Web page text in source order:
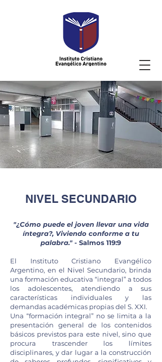
NIVEL SECUNDARIO
"¿Cómo puede el joven llevar una vida
íntegra?, Viviendo conforme a tu
palabra." - Salmos 119:9
El Instituto Cristiano Evangélico
Argentino, en el Nivel Secundario, brinda
una formación educativa “integral” a todos
los adolescentes, atendiendo a sus
características individuales y las
demandas académicas propias del S. XXI.
Una “formación integral” no se limita a la
presentación general de los contenidos
básicos previstos para este nivel, sino que
procura trascender los límites
disciplinares, y dar lugar a la construcción